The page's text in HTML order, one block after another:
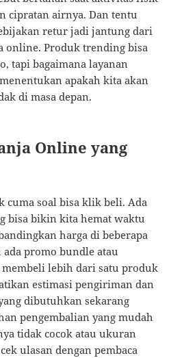
cipratan airnya. Dan tentu
retur jadi jantung dari
online. Produk trending bisa
tapi bagaimana layanan
apakah kita akan
di masa depan.
Online yang
cuma soal bisa klik beli. Ada
bisa bikin kita hemat waktu
harga di beberapa
ada promo bundle atau
lebih dari satu produk
estimasi pengiriman dan
dibutuhkan sekarang
pengembalian yang mudah
tidak cocok atau ukuran
ulasan dengan pembaca